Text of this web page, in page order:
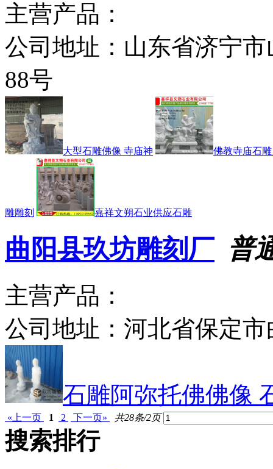
主营产品：
公司地址： 山东省济宁
88号
大型石雕佛像 寺庙神 佛教寺庙石
雕雕刻 嘉祥文朔石业供应石雕
曲阳县玖坊雕刻厂 普
主营产品：
公司地址： 河北省保定
石雕阿弥托佛佛像
«上一页 1 2 下一页» 共28条/2页
搜索排行